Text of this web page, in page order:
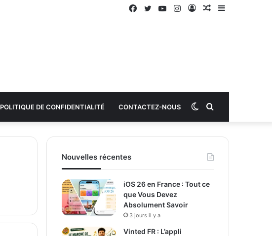
Sidebar
Article
Connexion
Instagram
YouTube
Twitter
Facebook
POLITIQUE DE CONFIDENTIALITÉ CONTACTEZ-NOUS Rechercher
Switch
skin
Nouvelles récentes
iOS 26 en France : Tout ce
que Vous Devez
Absolument Savoir
3 jours il y a
Vinted FR : L’appli